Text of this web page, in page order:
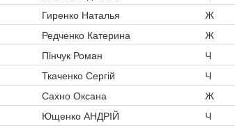
Гиренко Наталья Ж
Редченко Катерина Ж
Пiнчук Роман Ч
Ткаченко Сергій Ч
Сахно Оксана Ж
Ющенко АНДРІЙ Ч